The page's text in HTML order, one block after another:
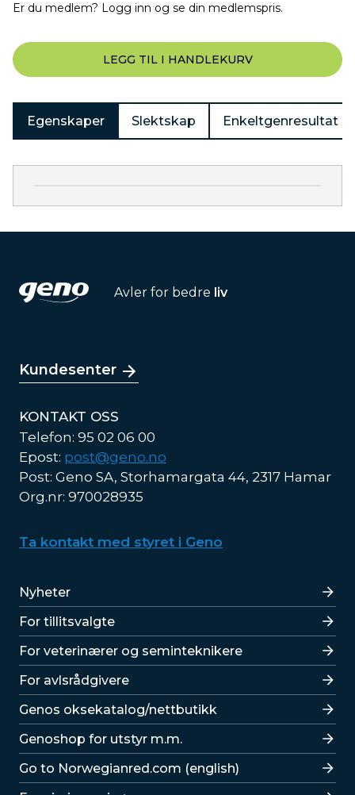
Er du medlem? Logg inn og se din medlemspris.
LEGG TIL I HANDLEKURV
Egenskaper Slektskap Enkeltgenresultat
Avler for bedre liv
Kundesenter
KONTAKT OSS
Telefon: 95 02 06 00
Epost: post@geno.no
Post: Geno SA, Storhamargata 44, 2317 Hamar
Org.nr: 970028935
Ta kontakt med styret i Geno
Lenker
Nyheter
For tillitsvalgte
For veterinærer og seminteknikere
For avlsrådgivere
Lenker
Genos oksekatalog/nettbutikk
Genoshop for utstyr m.m.
Go to Norwegianred.com (english)